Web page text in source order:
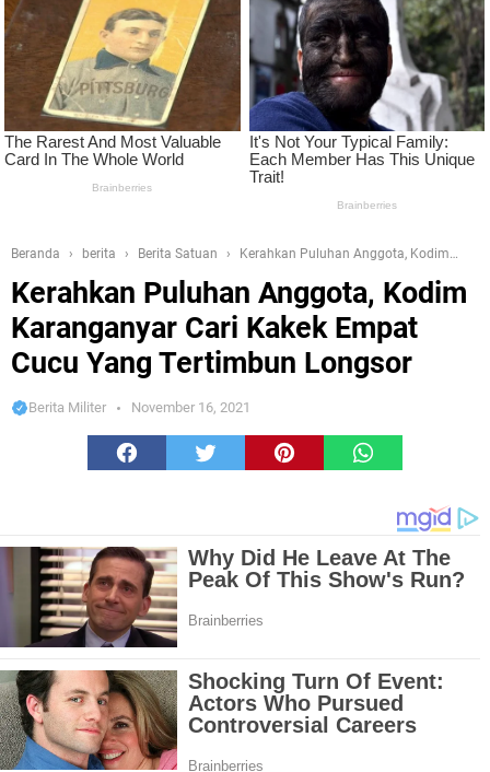
Beranda berita Berita Satuan
Kerahkan Puluhan Anggota, Kodim
Kerahkan Puluhan Anggota, Kodim
Karanganyar Cari Kakek Empat
Cucu Yang Tertimbun Longsor
Berita Militer November 16, 2021